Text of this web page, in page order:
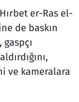
er-Ras el-
de baskın
ve kameralara